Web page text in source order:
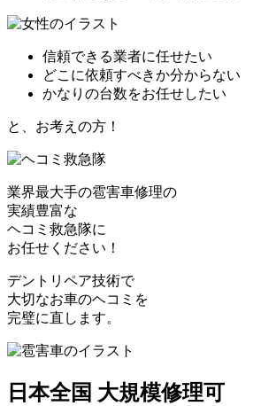
信頼できる業者に任せたい
どこに依頼すべきか分からない
かなりの台数をお任せしたい
と、お考えの方！
業界最大手の雹害車修理の
実績豊富な
ヘコミ救急隊に
お任せください！
デントリペア技術で
大切なお車のヘコミを
完璧に直します。
日本全国 大規模修理可